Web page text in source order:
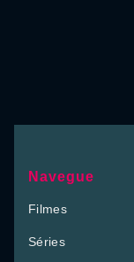
Navegue
Filmes
Séries